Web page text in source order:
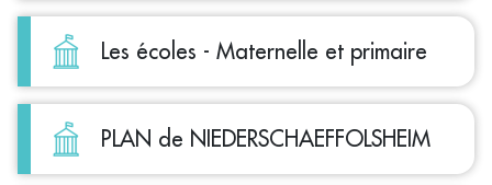
Les écoles - Maternelle et primaire
PLAN de NIEDERSCHAEFFOLSHEIM